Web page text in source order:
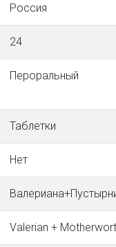
Россия
24
Пероральный
Таблетки
Нет
Valerian +